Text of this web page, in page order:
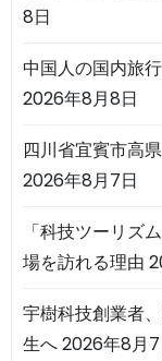
8日
中国人の国内旅
2026年8月8日
四川省宜賓市高
2026年8月7日
「科技ツーリ
場を訪れる理由
宇樹科技創業者
生へ2026年8月7